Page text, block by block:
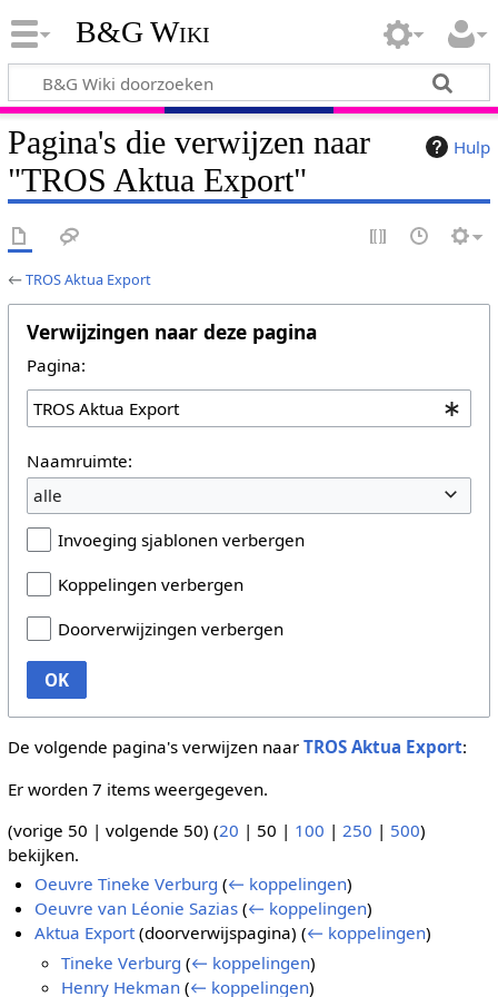
B&G Wiki
Hulp
Pagina's die verwijzen naar
"TROS Aktua Export"
←TROS Aktua Export
Verwijzingen naar deze pagina
Pagina:
Naamruimte:
alle
Invoeging sjablonen verbergen
Koppelingen verbergen
Doorverwijzingen verbergen
OK
De volgende pagina's verwijzen naar TROS Aktua Export:
Er worden 7 items weergegeven.
(vorige 50 | volgende 50) (20 | 50 | 100 | 250 | 500)
bekijken.
Oeuvre Tineke Verburg (← koppelingen)
Oeuvre van Léonie Sazias (← koppelingen)
Aktua Export(doorverwijspagina)(← koppelingen)
Tineke Verburg (← koppelingen)
Henry Hekman (← koppelingen)